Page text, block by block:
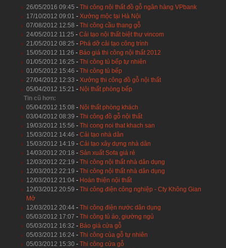
26/05/2016 09:45 - Thi công nội thất đồ gỗ ngân hàng VPbank
17/10/2012 09:01 - Xưởng mộc tại Hà Nội
07/08/2012 12:58 - Thi công cầu thang gỗ
24/05/2012 11:25 - Cải tạo nội thất biệt thự vincom
21/05/2012 08:25 - Phá dỡ cải tạo công trình
15/05/2012 11:26 - Báo giá thi công nội thất 2012
01/05/2012 16:25 - Thi công tủ bếp tự nhiên
01/05/2012 15:46 - Thi công tủ bếp
27/04/2012 12:33 - Xưởng thi công đồ gỗ nội thất
05/04/2012 15:21 - Nội thất phòng bếp
Tin cũ hơn:
05/04/2012 15:08 - Nội thất phòng khách
03/04/2012 08:39 - Thi công đồ gỗ nội thất
19/03/2012 15:56 - Thi cong noi that khach san
15/03/2012 14:46 - Cải tạo nhà dân
15/03/2012 14:19 - Cải tạo xây dựng nhà dân
14/03/2012 20:18 - Sản xuất Sofa giá rẻ
12/03/2012 22:19 - Thi công nội thất nhà dân dụng
12/03/2012 22:19 - Thi công nội thất nhà dân dụng
12/03/2012 21:04- Hoàn thiện nội thất
12/03/2012 20:59 - Thi công điện công nghiệp - Cty Không Gian
Mở
12/03/2012 20:44- Thi công điện nước dân dụng
05/03/2012 17:07 - Thi công tủ áo, giường ngủ
05/03/2012 16:32 - Báo giá cửa gỗ
05/03/2012 16:24- Thi công của gỗ tự nhiên
05/03/2012 15:30 - Thi công cửa gỗ